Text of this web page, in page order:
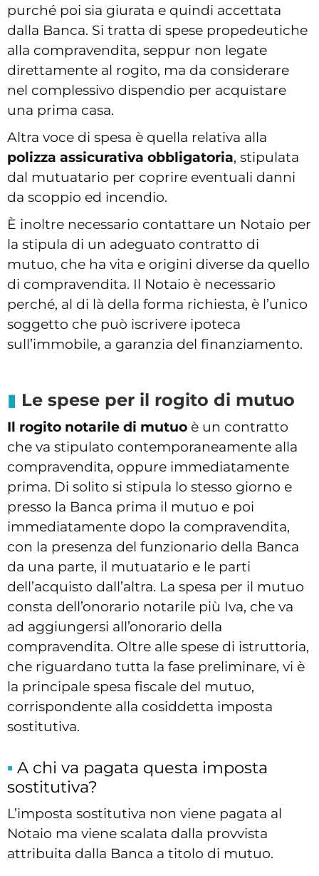
purché poi sia giurata e quindi accettata
dalla Banca. Si tratta di spese propedeutiche
alla compravendita, seppur non legate
direttamente al rogito, ma da considerare
nel complessivo dispendio per acquistare
una prima casa.
Altra voce di spesa è quella relativa alla
polizza assicurativa obbligatoria, stipulata
dal mutuatario per coprire eventuali danni
da scoppio ed incendio.
È inoltre necessario contattare un Notaio per
la stipula di un adeguato contratto di
mutuo, che ha vita e origini diverse da quello
di compravendita. Il Notaio è necessario
perché, al di là della forma richiesta, è l’unico
soggetto che può iscrivere ipoteca
sull’immobile, a garanzia del finanziamento.
Le spese per il rogito di mutuo
Il rogito notarile di mutuo è un contratto
che va stipulato contemporaneamente alla
compravendita, oppure immediatamente
prima. Di solito si stipula lo stesso giorno e
presso la Banca prima il mutuo e poi
immediatamente dopo la compravendita,
con la presenza del funzionario della Banca
da una parte, il mutuatario e le parti
dell’acquisto dall’altra. La spesa per il mutuo
consta dell’onorario notarile più Iva, che va
ad aggiungersi all’onorario della
compravendita. Oltre alle spese di istruttoria,
che riguardano tutta la fase preliminare, vi è
la principale spesa fiscale del mutuo,
corrispondente alla cosiddetta imposta
sostitutiva.
A chi va pagata questa imposta
sostitutiva?
L’imposta sostitutiva non viene pagata al
Notaio ma viene scalata dalla provvista
attribuita dalla Banca a titolo di mutuo.